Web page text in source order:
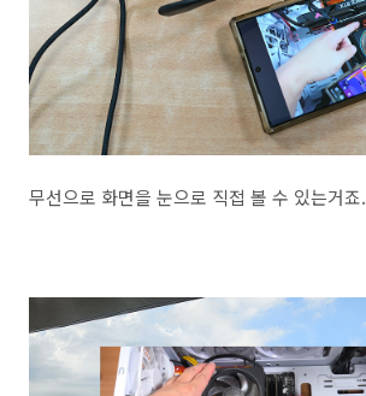
무선으로 화면을 눈으로 직접 볼 수 있는거죠.